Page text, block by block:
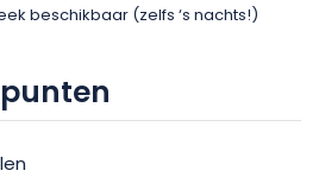
beschikbaar (zelfs ‘s nachts!)